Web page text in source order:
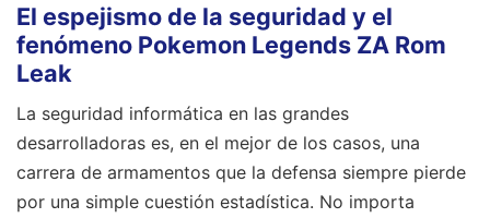
El espejismo de la seguridad y el
fenómeno Pokemon Legends ZA Rom
Leak
La seguridad informática en las grandes
desarrolladoras es, en el mejor de los casos, una
carrera de armamentos que la defensa siempre pierde
por una simple cuestión estadística. No importa